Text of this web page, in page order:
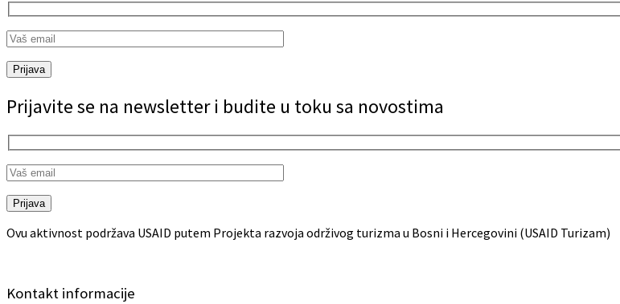
Prijava
Prijavite se na newsletter i budite u toku sa novostima
Prijava
Ovu aktivnost podržava USAID putem Projekta razvoja održivog turizma u Bosni i Hercegovini (USAID Turizam)
Kontakt informacije